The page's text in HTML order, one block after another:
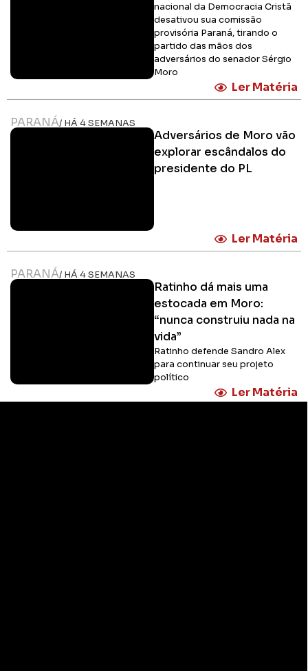
nacional da Democracia Cristã
desativou sua comissão
provisória Paraná, tirando o
partido das mãos dos
adversários do senador Sérgio
Moro
Ler Matéria
PARANÁ/ HÁ 4 SEMANAS
Adversários de Moro vão
explorar escândalos do
presidente do PL
Ler Matéria
PARANÁ/ HÁ 4 SEMANAS
Ratinho dá mais uma
estocada em Moro:
“nunca construiu nada na
vida”
Ratinho defende Sandro Alex
para continuar seu projeto
político
Ler Matéria